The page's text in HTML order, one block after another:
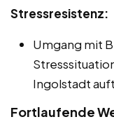
Stressresistenz:
Umgang mit
Ingolstadt
Fortlaufende